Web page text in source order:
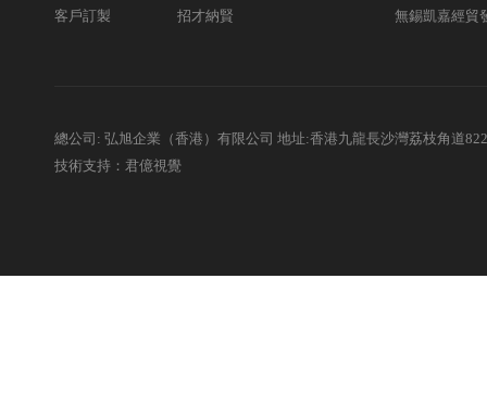
客戶訂製
招才納賢
無錫凱嘉經貿
總公司: 弘旭企業（香港）有限公司 地址:香港九龍長沙灣荔枝角道
技術支持：君億視覺